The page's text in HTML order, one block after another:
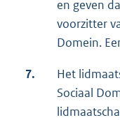
en geven
voorzitter
Domein.
7.
Het
Sociaal